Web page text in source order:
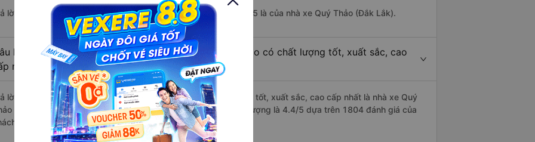
lời: Chuyến xe có giờ xuất phát trễ (muộn) nhất là vào lúc 20:45 là của nhà xe Quý Thảo (Đắk Lắk).
hỏi: Review xe đi Xuân Lộc - Đồng Nai từ Đắk Lắk nào có chất lượng tốt, xuất sắc, cao
nhất?
lời: Những hãng xe đi Đắk Lắk Xuân Lộc - Đồng Nai chất lượng tốt, xuất sắc, cao cấp nhất là nhà xe Quý
(Đắk Lắk) đi Xuân Lộc - Đồng Nai từ Đắk Lắk với điểm chất lượng là 4.4/5 dựa trên 1804 đánh giá của
hàng).